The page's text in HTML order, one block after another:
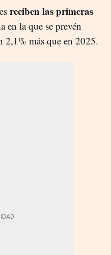
reciben las primeras
en la que se prevén
2,1% más que en 2025.